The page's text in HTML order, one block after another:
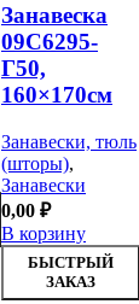
Занавеска
09С6295-
Г50,
160×170см
Занавески, тюль
(шторы),
Занавески
0,00 ₽
В корзину
БЫСТРЫЙ
ЗАКАЗ